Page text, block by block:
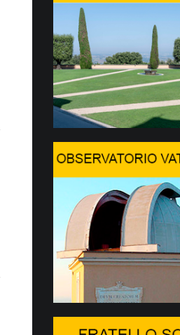
El Papa
su apertura
8 JULIO, 2026
Del 6 al
julio al
7 JULIO, 2026
2…
Hoy
Forum,
dedicada a